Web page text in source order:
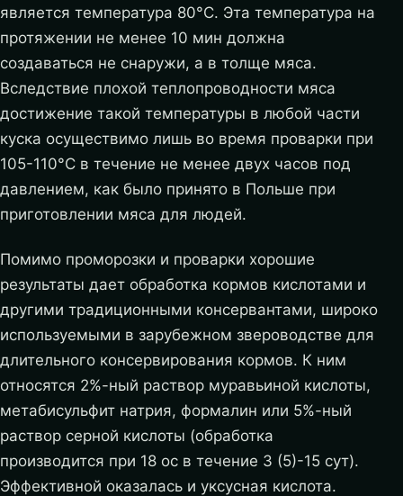
является температура 80°C. Эта температура на
протяжении не менее 10 мин должна
создаваться не снаружи, а в толще мяса.
Вследствие плохой теплопроводности мяса
достижение такой температуры в любой части
куска осуществимо лишь во время проварки при
105-110°C в течение не менее двух часов под
давлением, как было принято в Польше при
приготовлении мяса для людей.
Помимо проморозки и проварки хорошие
результаты дает обработка кормов кислотами и
другими традиционными консервантами, широко
используемыми в зарубежном звероводстве для
длительного консервирования кормов. К ним
относятся 2%-ный раствор муравьиной кислоты,
метабисульфит натрия, формалин или 5%-ный
раствор серной кислоты (обработка
производится при 18 ос в течение 3 (5)-15 сут).
Эффективной оказалась и уксусная кислота.